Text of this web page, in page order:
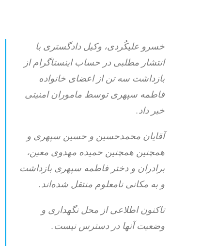
خسرو علیکُردی، وکیل دادگستری با
انتشار مطلبی در حساب اینستاگرام از
بازداشت سه تن از اعضای خانواده
فاطمه سپهری توسط ماموران امنیتی
خبر داد.
آقایان محمدحسین و حسین سپهری و
همچنین همچنین حمیده مهدوی معین،
برادران و دختر فاطمه سپهری بازداشت
و به مکانی نامعلوم منتقل شده‌اند.
تاکنون اطلاعی از محل نگهداری و
وضعیت آنها در دسترس نیست.